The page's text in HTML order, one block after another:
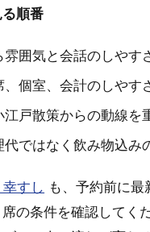
順番
雰囲気と会話のしやす
、個室、会計のしやす
江戸散策からの動線を
代ではなく飲み物込み
幸すし も、予約前に最
の条件を確認してく